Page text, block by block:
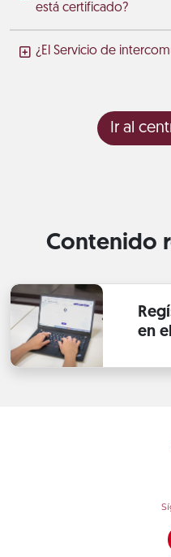
está certificado?
¿El Servicio de
Ir al
Contenido
en